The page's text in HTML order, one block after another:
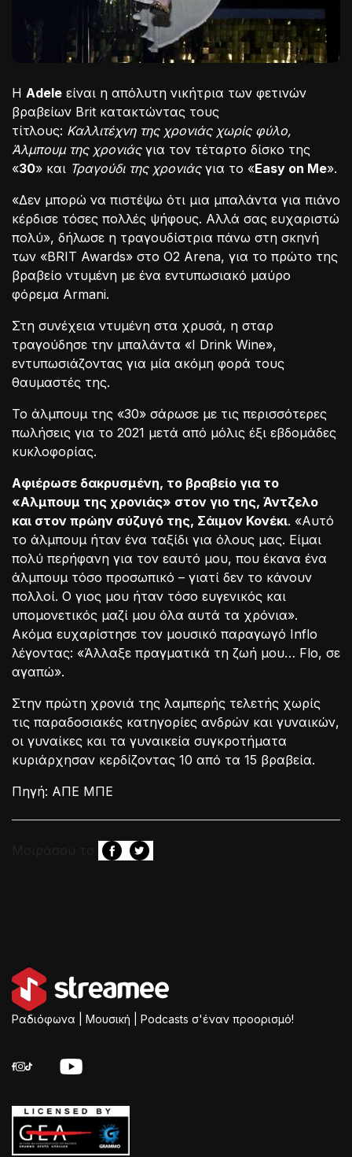
Η Adele είναι η απόλυτη νικήτρια των φετινών
βραβείων Brit κατακτώντας τους
τίτλους: Καλλιτέχνη της χρονιάς χωρίς φύλο,
Άλμπουμ της χρονιάςγια τον τέταρτο δίσκο της
«30» και Τραγούδι της χρονιάςγια το «Easy on Me».
«Δεν μπορώ να πιστέψω ότι μια μπαλάντα για πιάνο
κέρδισε τόσες πολλές ψήφους. Αλλά σας ευχαριστώ
πολύ», δήλωσε η τραγουδίστρια πάνω στη σκηνή
των «BRIT Awards» στο O2 Arena, για το πρώτο της
βραβείο ντυμένη με ένα εντυπωσιακό μαύρο
φόρεμα Armani.
Στη συνέχεια ντυμένη στα χρυσά, η σταρ
τραγούδησε την μπαλάντα «I Drink Wine»,
εντυπωσιάζοντας για μία ακόμη φορά τους
θαυμαστές της.
Το άλμπουμ της «30» σάρωσε με τις περισσότερες
πωλήσεις για το 2021 μετά από μόλις έξι εβδομάδες
κυκλοφορίας.
Αφιέρωσε δακρυσμένη, το βραβείο για το
«Αλμπουμ της χρονιάς» στον γιο της, Άντζελο
και στον πρώην σύζυγό της, Σάιμον Κονέκι. «Αυτό
το άλμπουμ ήταν ένα ταξίδι για όλους μας. Είμαι
πολύ περήφανη για τον εαυτό μου, που έκανα ένα
άλμπουμ τόσο προσωπικό – γιατί δεν το κάνουν
πολλοί. Ο γιος μου ήταν τόσο ευγενικός και
υπομονετικός μαζί μου όλα αυτά τα χρόνια».
Ακόμα ευχαρίστησε τον μουσικό παραγωγό Inflo
λέγοντας: «Άλλαξε πραγματικά τη ζωή μου… Flo, σε
αγαπώ».
Στην πρώτη χρονιά της λαμπερής τελετής χωρίς
τις παραδοσιακές κατηγορίες ανδρών και γυναικών,
οι γυναίκες και τα γυναικεία συγκροτήματα
κυριάρχησαν κερδίζοντας 10 από τα 15 βραβεία.
Πηγή: ΑΠΕ ΜΠΕ
Μοιράσου το
Ραδιόφωνα | Μουσική | Podcasts σ'έναν προορισμό!